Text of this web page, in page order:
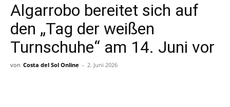
Algarrobo bereitet sich auf
den „Tag der weißen
Turnschuhe“ am 14. Juni vor
von Costa del Sol Online - 2. Juni 2026